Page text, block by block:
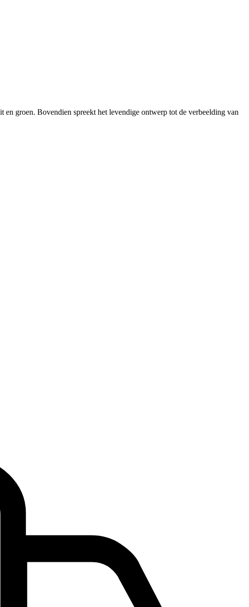
groen. Bovendien spreekt het levendige ontwerp tot de verbeelding van